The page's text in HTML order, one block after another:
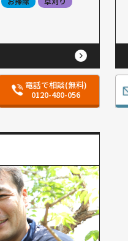
電話で相談(無料)
0120-480-056